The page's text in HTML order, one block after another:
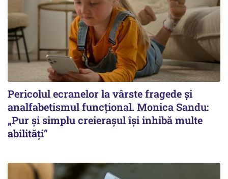
Pericolul ecranelor la vârste fragede și
analfabetismul funcțional. Monica Sandu:
„Pur și simplu creierașul își inhibă multe
abilități”